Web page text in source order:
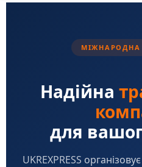
МІЖНАРОДНА
Надійна
для
UKREXPRESS